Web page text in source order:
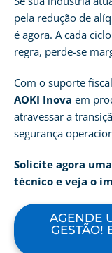
pela redução de
é agora. A cada
regra, perde-se
Com o suporte
AOKI Inova em
atravessar a
segurança
Solicite agora
técnico e veja o
AGENDE
GESTÃO!